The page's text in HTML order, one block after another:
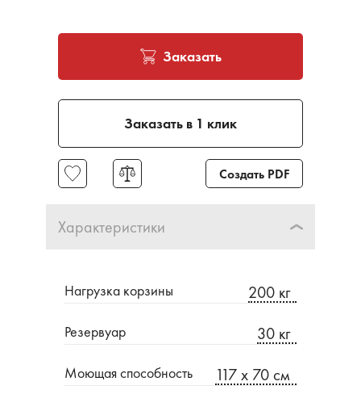
Заказать
Заказать в 1 клик
Создать PDF
Характеристики
Нагрузка корзины 200 кг
Резервуар 30 кг
Моющая способность 117 х 70 см